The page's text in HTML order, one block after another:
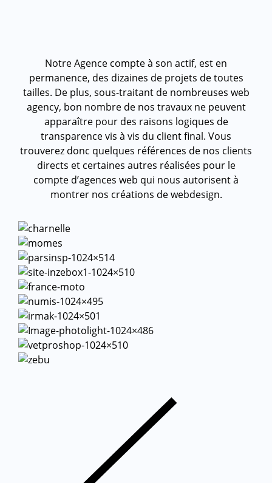
Notre Agence compte à son actif, est en
permanence, des dizaines de projets de toutes
tailles. De plus, sous-traitant de nombreuses web
agency, bon nombre de nos travaux ne peuvent
apparaître pour des raisons logiques de
transparence vis à vis du client final. Vous
trouverez donc quelques références de nos clients
directs et certaines autres réalisées pour le
compte d’agences web qui nous autorisent à
montrer nos créations de webdesign.